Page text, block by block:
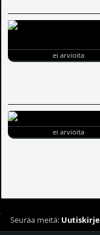
ei arvioita
ei arvioita
Seuraa meitä: Uutiskirje